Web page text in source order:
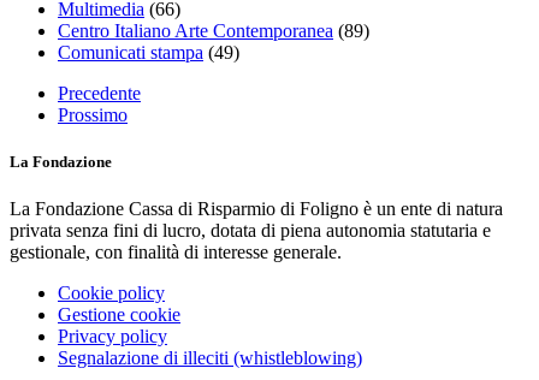
Multimedia (66)
Centro Italiano Arte Contemporanea (89)
Comunicati stampa (49)
Precedente
Prossimo
La Fondazione
La Fondazione Cassa di Risparmio di Foligno è un ente di natura
privata senza fini di lucro, dotata di piena autonomia statutaria e
gestionale, con finalità di interesse generale.
Cookie policy
Gestione cookie
Privacy policy
Segnalazione di illeciti (whistleblowing)